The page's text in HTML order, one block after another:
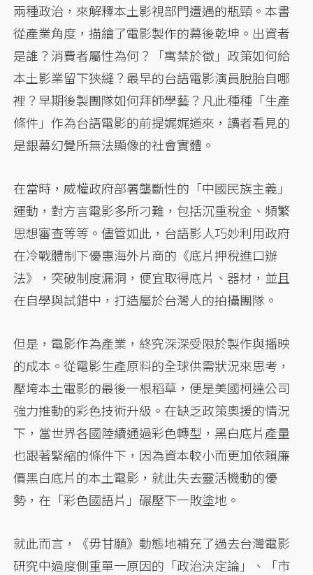
兩種政治，來解釋本土影視部門遭遇的瓶頸。本書
從產業角度，描繪了電影製作的幕後乾坤。出資者
是誰？消費者屬性為何？「寓禁於徵」政策如何給
本土影業留下狹縫？最早的台語電影演員脫胎自哪
裡？早期後製團隊如何拜師學藝？凡此種種「生產
條件」作為台語電影的前提娓娓道來，讀者看見的
是銀幕幻覺所無法顯像的社會實體。
在當時，威權政府部署壟斷性的「中國民族主義」
運動，對方言電影多所刁難，包括沉重稅金、頻繁
思想審查等等。儘管如此，台語影人巧妙利用政府
在冷戰體制下優惠海外片商的《底片押稅進口辦
法》，突破制度漏洞，便宜取得底片、器材，並且
在自學與試錯中，打造屬於台灣人的拍攝團隊。
但是，電影作為產業，終究深深受限於製作與播映
的成本。從電影生產原料的全球供需狀況來思考，
壓垮本土電影的最後一根稻草，便是美國柯達公司
強力推動的彩色技術升級。在缺乏政策奧援的情況
下，當世界各國陸續通過彩色轉型，黑白底片產量
也跟著緊縮的條件下，因為資本較小而更加依賴廉
價黑白底片的本土電影，就此失去靈活機動的優
勢，在「彩色國語片」碾壓下一敗塗地。
就此而言，《毋甘願》動態地補充了過去台灣電影
研究中過度側重單一原因的「政治決定論」、「市